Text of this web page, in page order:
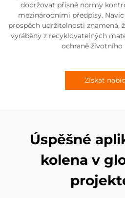
dodržovat přísné normy
mezinárodními předpisy.
prospěch udržitelnosti znamená,
vyráběny z recyklovatelných
ochraně životního
Získat
Úspěšné
kolena v